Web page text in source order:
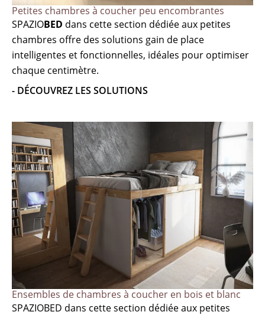
Petites chambres à coucher peu encombrantes
SPAZIOBED dans cette section dédiée aux petites
chambres offre des solutions gain de place
intelligentes et fonctionnelles, idéales pour optimiser
chaque centimètre.
- DÉCOUVREZ LES SOLUTIONS
Ensembles de chambres à coucher en bois et blanc
SPAZIOBED dans cette section dédiée aux petites